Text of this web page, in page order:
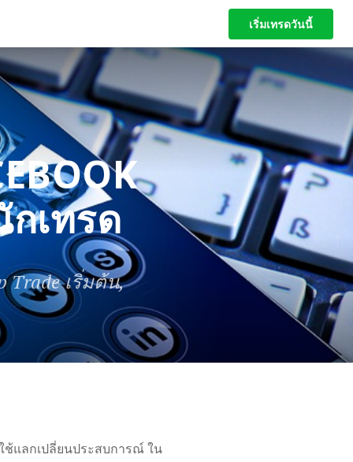
เริ่มเทรดวันนี้
เทรด
Trade เริ่มต้น
ช้แลกเปลี่ยนประสบการณ์ ใน
เริ่มเทรดวันนี้